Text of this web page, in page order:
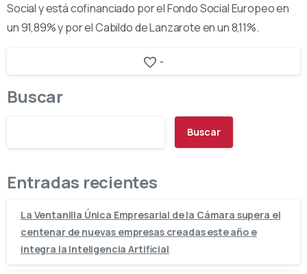
Social y está cofinanciado por el Fondo Social Europeo en
un 91,89% y por el Cabildo de Lanzarote en un 8,11%.
-
Buscar
Buscar
Entradas recientes
La Ventanilla Única Empresarial de la Cámara supera el
centenar de nuevas empresas creadas este año e
integra la Inteligencia Artificial